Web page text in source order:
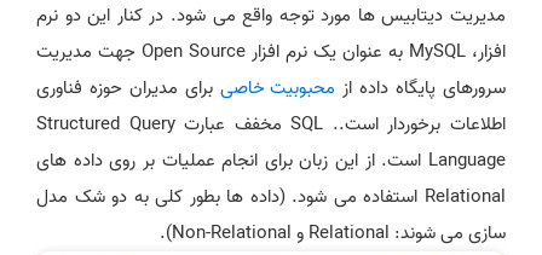
مدیریت دیتابیس ها مورد توجه واقع می شود. در کنار این دو نرم
افزار، MySQL به عنوان یک نرم افزار Open Source جهت مدیریت
سرورهای پایگاه داده از محبوبیت خاصی برای مدیران حوزه فناوری
اطلاعات برخوردار است.. SQL مخفف عبارت Structured Query
Language است. از این زبان برای انجام عملیات بر روی داده های
Relational استفاده می شود. (داده ها بطور کلی به دو شک مدل
سازی می شوند: Relational و Non-Relational).